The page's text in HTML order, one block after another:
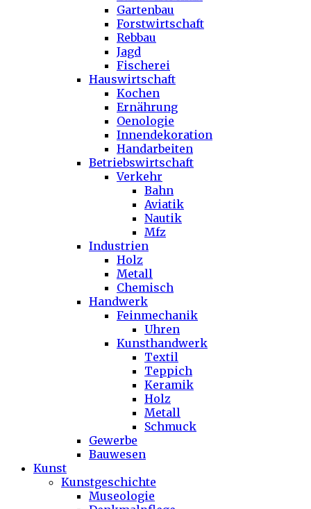
Gartenbau
Forstwirtschaft
Rebbau
Jagd
Fischerei
Hauswirtschaft
Kochen
Ernährung
Oenologie
Innendekoration
Handarbeiten
Betriebswirtschaft
Verkehr
Bahn
Aviatik
Nautik
Mfz
Industrien
Holz
Metall
Chemisch
Handwerk
Feinmechanik
Uhren
Kunsthandwerk
Textil
Teppich
Keramik
Holz
Metall
Schmuck
Gewerbe
Bauwesen
Kunst
Kunstgeschichte
Museologie